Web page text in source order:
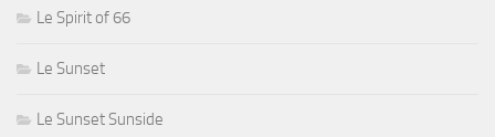
Le Spirit of 66
Le Sunset
Le Sunset Sunside